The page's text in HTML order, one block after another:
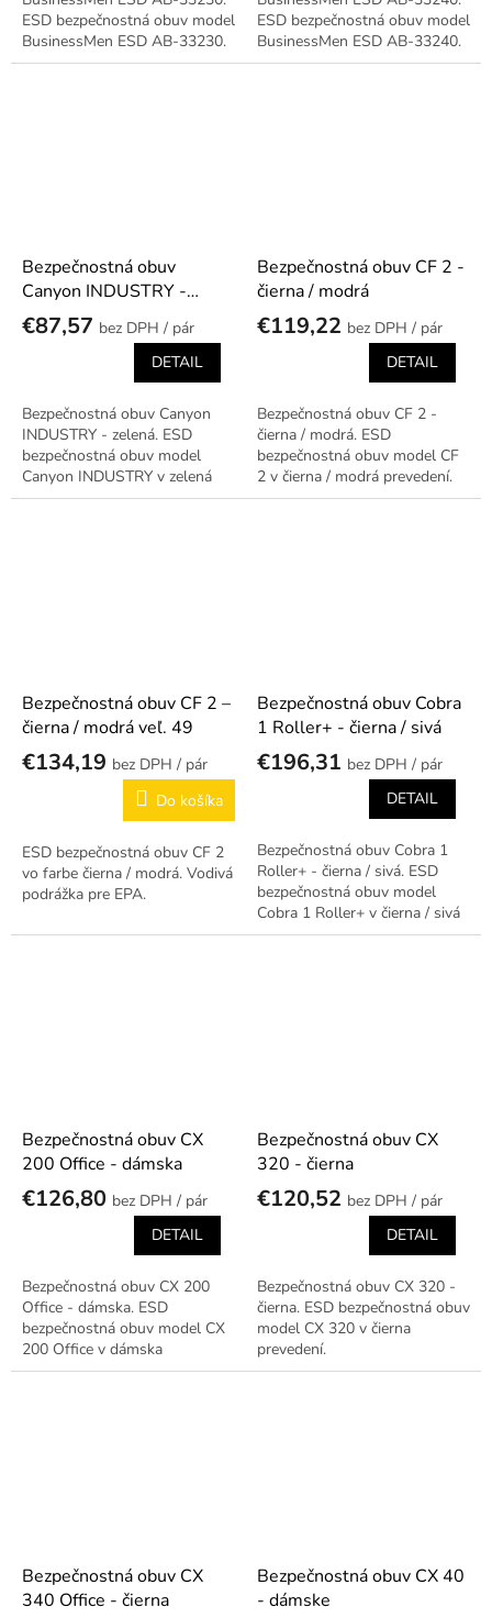
ESD bezpečnostná obuv model
BusinessMen ESD AB-33230.
ESD bezpečnostná obuv model
BusinessMen ESD AB-33240.
Bezpečnostná obuv
Canyon INDUSTRY -
zelená
€87,57
/ pár
DETAIL
Bezpečnostná obuv Canyon
INDUSTRY - zelená. ESD
bezpečnostná obuv model
Canyon INDUSTRY v zelená
prevedení.
Bezpečnostná obuv CF 2 -
čierna / modrá
€119,22
/ pár
DETAIL
Bezpečnostná obuv CF 2 -
čierna / modrá. ESD
bezpečnostná obuv model CF
2 v čierna / modrá prevedení.
Bezpečnostná obuv CF 2 –
čierna / modrá veľ. 49
€134,19
/ pár
Do košíka
ESD bezpečnostná obuv CF 2
vo farbe čierna / modrá. Vodivá
podrážka pre EPA.
Bezpečnostná obuv Cobra
1 Roller+ - čierna / sivá
€196,31
/ pár
DETAIL
Bezpečnostná obuv Cobra 1
Roller+ - čierna / sivá. ESD
bezpečnostná obuv model
Cobra 1 Roller+ v čierna / sivá
prevedení.
Bezpečnostná obuv CX
200 Office - dámska
€126,80
/ pár
DETAIL
Bezpečnostná obuv CX 200
Office - dámska. ESD
bezpečnostná obuv model CX
200 Office v dámska
prevedení.
Bezpečnostná obuv CX
320 - čierna
€120,52
/ pár
DETAIL
Bezpečnostná obuv CX 320 -
čierna. ESD bezpečnostná obuv
model CX 320 v čierna
prevedení.
Bezpečnostná obuv CX
340 Office - čierna
Bezpečnostná obuv CX 40
- dámske